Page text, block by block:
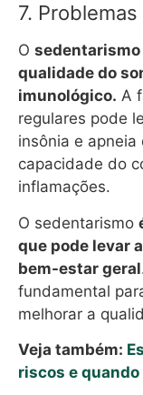
7.
O
qualidade do
imunológico. A
regulares pode
insônia e
capacidade do
inflamações.
O sedentarismo
que pode levar
bem-estar geral
fundamental
melhorar a
Veja também:
riscos e quando